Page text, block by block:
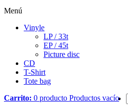
Menú
Vinyle
LP / 33t
EP / 45t
Picture disc
CD
T-Shirt
Tote bag
Carrito: 0 producto Productos vacío